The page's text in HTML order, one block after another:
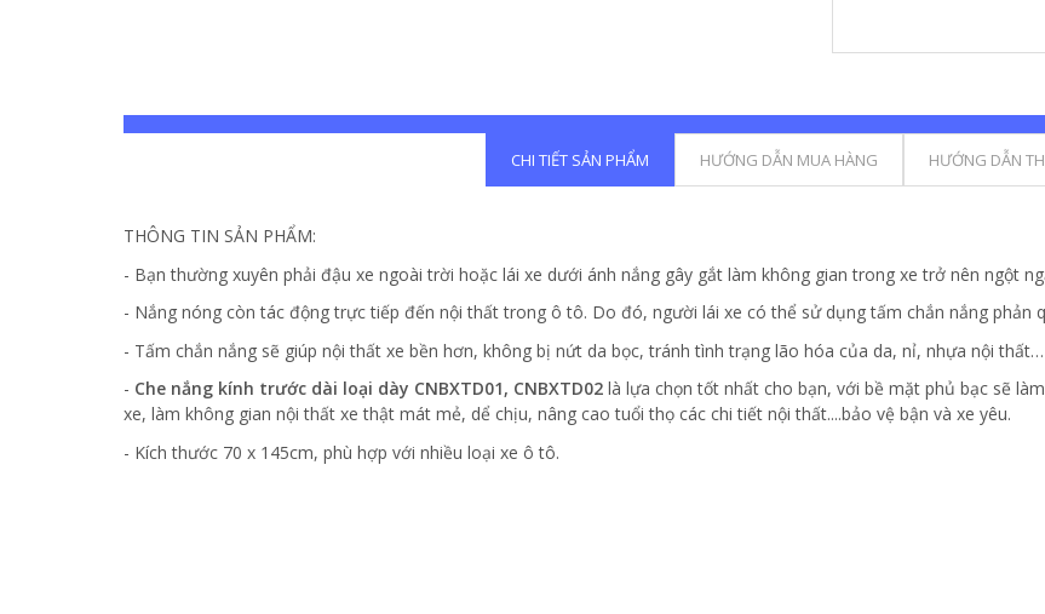
CHI TIẾT SẢN PHẨM HƯỚNG DẪN MUA HÀNG HƯỚNG DẪN
THÔNG TIN SẢN PHẨM:
- Bạn thường xuyên phải đậu xe ngoài trời hoặc lái xe dưới ánh nắng gây gắt làm không gian trong xe trở nên ngột
- Nắng nóng còn tác động trực tiếp đến nội thất trong ô tô. Do đó, người lái xe có thể sử dụng tấm chắn nắng phản
- Tấm chắn nắng sẽ giúp nội thất xe bền hơn, không bị nứt da bọc, tránh tình trạng lão hóa của da, nỉ, nhựa nội
- Che nắng kính trước dài loại dày CNBXTD01, CNBXTD02 là lựa chọn tốt nhất cho bạn, với bề mặt phủ bạc sẽ
xe, làm không gian nội thất xe thật mát mẻ, dể chịu, nâng cao tuổi thọ các chi tiết nội thất....bảo vệ bận và xe yêu.
- Kích thước 70 x 145cm, phù hợp với nhiều loại xe ô tô.